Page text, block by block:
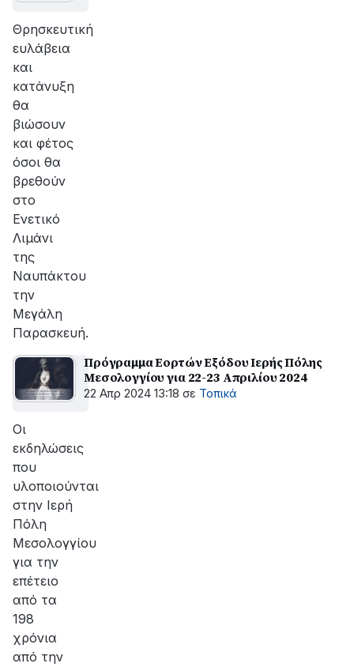
Θρησκευτική
ευλάβεια
και
κατάνυξη
θα
βιώσουν
και φέτος
όσοι θα
βρεθούν
στο
Ενετικό
Λιμάνι
της
Ναυπάκτου
την
Μεγάλη
Παρασκευή.
Πρόγραμμα Εορτών Εξόδου Ιερής Πόλης
Μεσολογγίου για 22-23 Απριλίου 2024
22 Απρ 2024 13:18 σε Τοπικά
Οι
εκδηλώσεις
που
υλοποιούνται
στην Ιερή
Πόλη
Μεσολογγίου
για την
επέτειο
από τα
198
χρόνια
από την